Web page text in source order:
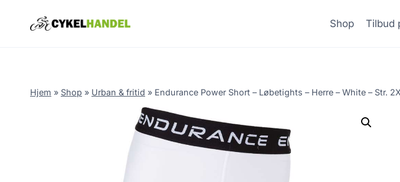
Shop Tilbud
Hjem » Shop » Urban & fritid » Endurance Power Short – Løbetights – Herre – White – Str.